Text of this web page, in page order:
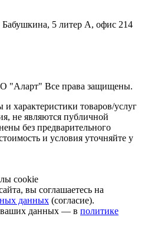
Бабушкина, 5 литер А, офис 214
"Аларт" Все права защищены.
характеристики товаров/услуг
не являются публичной
без предварительного
и условия уточняйте у
cookie
вы соглашаетесь на
данных (согласие).
ваших данных — в политике